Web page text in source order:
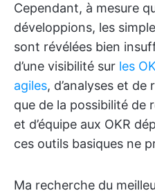
Cependant, à mesure
développions, les
sont révélées bien
d’une visibilité sur les
agiles, d’analyses et
que de la possibilité de
et d’équipe aux OKR
ces outils basiques ne
Ma recherche du